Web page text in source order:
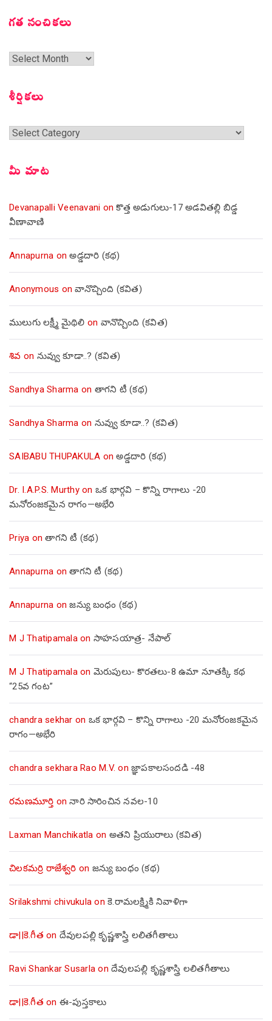
గత సంచికలు
గత
శీర్షికలు
శీర్షికలు
మీ మాట
Devanapalli Veenavani onకొత్త అడుగులు-17 అడవితల్లి బిడ్డ
వీణావాణి
Annapurna onఅడ్డదారి (కథ)
Anonymous onవానొచ్చింది (కవిత)
ములుగు లక్ష్మీ మైథిలి on వానొచ్చింది (కవిత)
శివ on నువ్వు కూడా..? (కవిత)
Sandhya Sharma on తాగని టీ (కథ)
Sandhya Sharma on నువ్వు కూడా..? (కవిత)
SAIBABU THUPAKULA onఅడ్డదారి (కథ)
Dr. I.A.P.S. Murthyon ఒక భార్గవి – కొన్ని రాగాలు -20
మనోరంజకమైన రాగం—అభేరి
Priya onతాగని టీ (కథ)
Annapurna onతాగని టీ (కథ)
Annapurna onజన్యు బంధం (కథ)
M J Thatipamalaon సాహసయాత్ర- నేపాల్‌
M J Thatipamalaon మెరుపులు- కొరతలు-8 ఉమా నూతక్కి కథ
“25వ గంట”
chandra sekhar on ఒక భార్గవి – కొన్ని రాగాలు -20 మనోరంజకమైన
రాగం—అభేరి
chandra sekhara Rao M.V. on జ్ఞాపకాలసందడి -48
రమణమూర్తి onనారి సారించిన నవల-10
Laxman Manchikatla on అతని ప్రియురాలు (కవిత)
చిలకమర్రి రాజేశ్వరి on జన్యు బంధం (కథ)
Srilakshmi chivukula on కె.రామలక్ష్మికి నివాళిగా
డా||కె.గీత on దేవులపల్లి కృష్ణశాస్త్రి లలితగీతాలు
Ravi Shankar Susarla on దేవులపల్లి కృష్ణశాస్త్రి లలితగీతాలు
డా||కె.గీత on ఈ-పుస్తకాలు